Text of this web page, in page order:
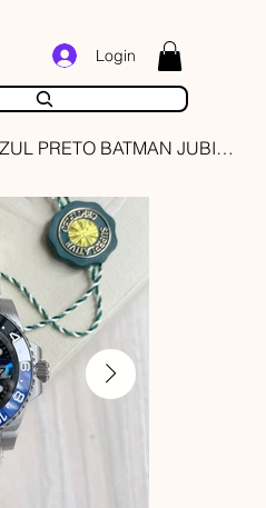
Login
ROLEX GMT MASTER II AZUL PRETO BATMAN JUBILEU 40MM